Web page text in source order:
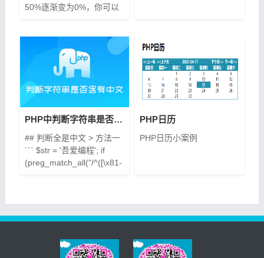
50%逐渐变为0%，你可以
一个简单的示例： ```css /*
定义一个动画 */
@keyframes
borderRadiusChange { 0%
{ border-radius: 50%; }
100% { border-radius: 0; }
} /* 将动画应用到某个元素PHP中判断字符串是否含有中文
## 判断全是中文 > 方法一
``` $str = '吾爱编程'; if
(preg_match_all("/^([\x81-
$str="'吾爱it编程";
\xff]","$str")){ echo "全是中
PHP日历
PHP日历小案例